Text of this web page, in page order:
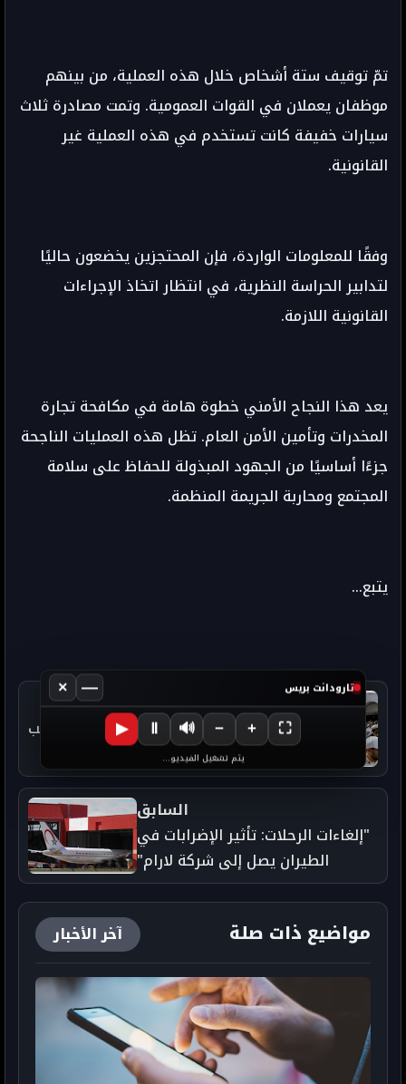
تمّ توقيف ستة أشخاص خلال هذه العملية، من بينهم
موظفان يعملان في القوات العمومية. وتمت مصادرة ثلاث
سيارات خفيفة كانت تستخدم في هذه العملية غير
القانونية.
وفقًا للمعلومات الواردة، فإن المحتجزين يخضعون حاليًا
لتدابير الحراسة النظرية، في انتظار اتخاذ الإجراءات
القانونية اللازمة.
يعد هذا النجاح الأمني خطوة هامة في مكافحة تجارة
المخدرات وتأمين الأمن العام. تظل هذه العمليات الناجحة
جزءًا أساسيًا من الجهود المبذولة للحفاظ على سلامة
المجتمع ومحاربة الجريمة المنظمة.
يتبع...
التالي
💥 زيادة حدة التوتر في القطاع بسبب
قرار وزير التربية بالاقتطاعات
السابق
"إلغاءات الرحلات: تأثير الإضرابات في
الطيران يصل إلى شركة لارام"
مواضيع ذات صلة آخر الأخبار
تارودانت بريس —
×
▶ Ⅱ 🔊 − + ⛶
يتم تشغيل الفيديو...